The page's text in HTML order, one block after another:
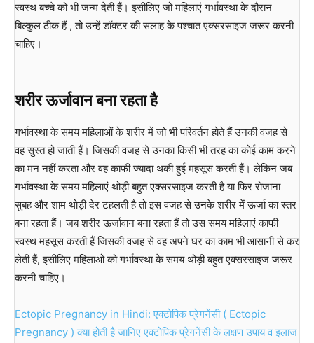
स्वस्थ बच्चे को भी जन्म देती हैं। इसीलिए जो महिलाएं गर्भावस्था के दौरान
बिल्कुल ठीक हैं , तो उन्हें डॉक्टर की सलाह के पश्चात एक्सरसाइज जरूर करनी
चाहिए।
शरीर ऊर्जावान बना रहता है
गर्भावस्था के समय महिलाओं के शरीर में जो भी परिवर्तन होते हैं उनकी वजह से
वह सुस्त हो जाती हैं। जिसकी वजह से उनका किसी भी तरह का कोई काम करने
का मन नहीं करता और वह काफी ज्यादा थकी हुई महसूस करती हैं। लेकिन जब
गर्भावस्था के समय महिलाएं थोड़ी बहुत एक्सरसाइज करती है या फिर रोजाना
सुबह और शाम थोड़ी देर टहलती है तो इस वजह से उनके शरीर में ऊर्जा का स्तर
बना रहता हैं। जब शरीर ऊर्जावान बना रहता हैं तो उस समय महिलाएं काफी
स्वस्थ महसूस करती हैं जिसकी वजह से वह अपने घर का काम भी आसानी से कर
लेती हैं, इसीलिए महिलाओं को गर्भावस्था के समय थोड़ी बहुत एक्सरसाइज जरूर
करनी चाहिए।
Ectopic Pregnancy in Hindi: एक्टोपिक प्रेगनेंसी ( Ectopic
Pregnancy ) क्या होती है जानिए एक्टोपिक प्रेगनेंसी के लक्षण उपाय व इलाज